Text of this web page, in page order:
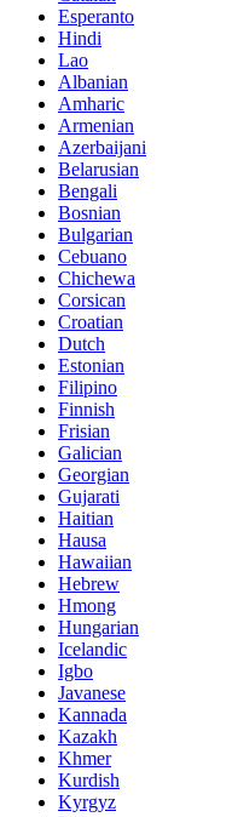
Esperanto
Hindi
Lao
Albanian
Amharic
Armenian
Azerbaijani
Belarusian
Bengali
Bosnian
Bulgarian
Cebuano
Chichewa
Corsican
Croatian
Dutch
Estonian
Filipino
Finnish
Frisian
Galician
Georgian
Gujarati
Haitian
Hausa
Hawaiian
Hebrew
Hmong
Hungarian
Icelandic
Igbo
Javanese
Kannada
Kazakh
Khmer
Kurdish
Kyrgyz